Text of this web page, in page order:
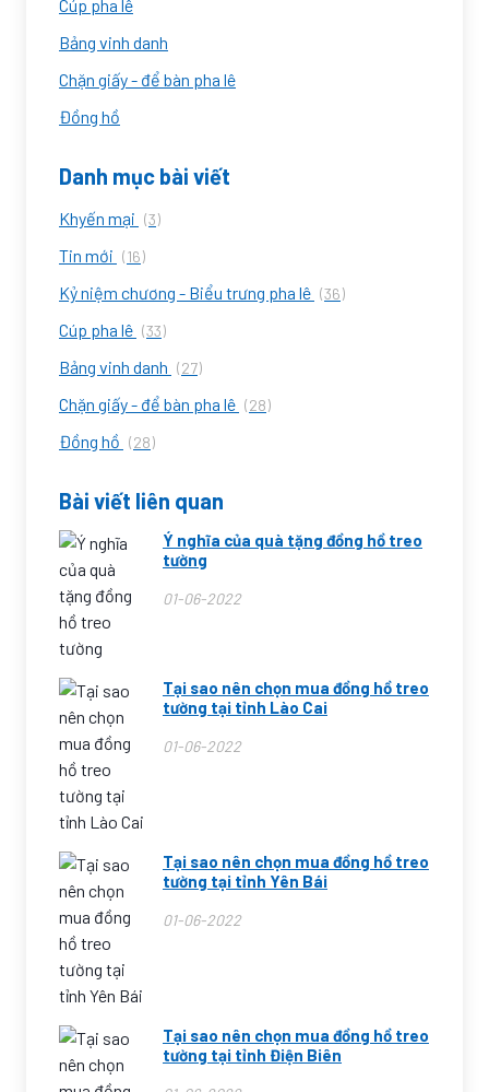
Cúp pha lê
Bảng vinh danh
Chặn giấy - để bàn pha lê
Đồng hồ
Danh mục bài viết
Khyến mại (3)
Tin mới (16)
Kỷ niệm chương - Biểu trưng pha lê (36)
Cúp pha lê (33)
Bảng vinh danh (27)
Chặn giấy - để bàn pha lê (28)
Đồng hồ (28)
Bài viết liên quan
Ý nghĩa của quà tặng đồng hồ treo
tường
01-06-2022
Tại sao nên chọn mua đồng hồ treo
tường tại tỉnh Lào Cai
01-06-2022
Tại sao nên chọn mua đồng hồ treo
tường tại tỉnh Yên Bái
01-06-2022
Tại sao nên chọn mua đồng hồ treo
tường tại tỉnh Điện Biên